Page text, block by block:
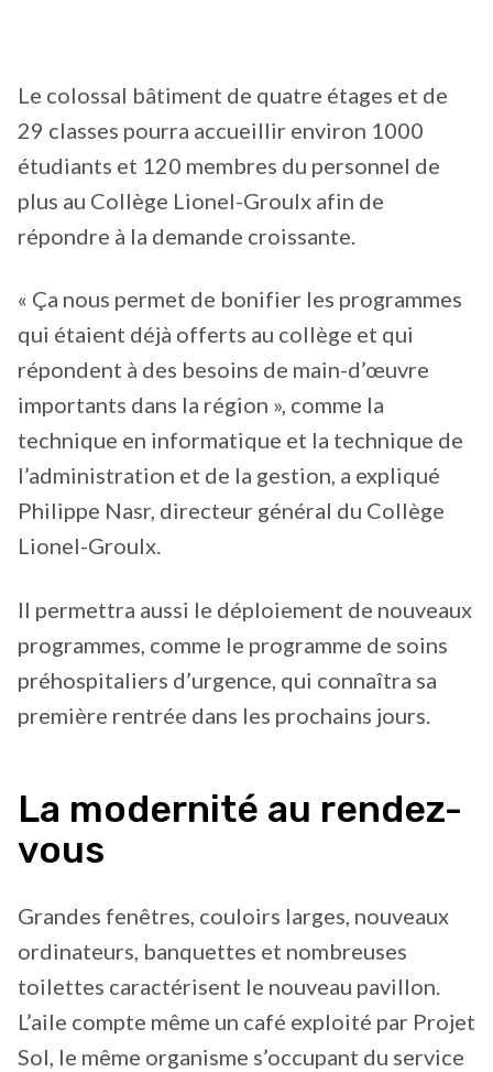
Le colossal bâtiment de quatre étages et de
29 classes pourra accueillir environ 1000
étudiants et 120 membres du personnel de
plus au Collège Lionel-Groulx afin de
répondre à la demande croissante.
« Ça nous permet de bonifier les programmes
qui étaient déjà offerts au collège et qui
répondent à des besoins de main-d’œuvre
importants dans la région », comme la
technique en informatique et la technique de
l’administration et de la gestion, a expliqué
Philippe Nasr, directeur général du Collège
Lionel-Groulx.
Il permettra aussi le déploiement de nouveaux
programmes, comme le programme de soins
préhospitaliers d’urgence, qui connaîtra sa
première rentrée dans les prochains jours.
La modernité au rendez-
vous
Grandes fenêtres, couloirs larges, nouveaux
ordinateurs, banquettes et nombreuses
toilettes caractérisent le nouveau pavillon.
L’aile compte même un café exploité par Projet
Sol, le même organisme s’occupant du service